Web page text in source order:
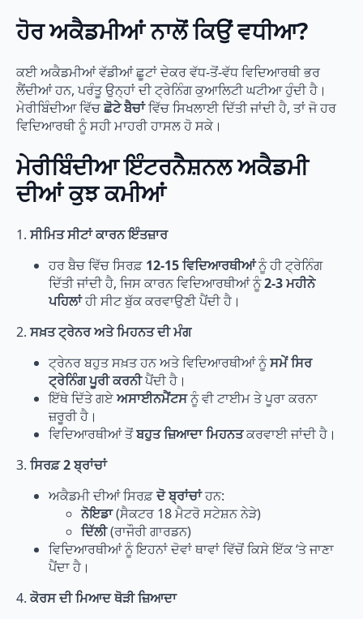
ਹੋਰ ਅਕੈਡਮੀਆਂ ਨਾਲੋਂ ਕਿਉਂ ਵਧੀਆ?
ਕਈ ਅਕੈਡਮੀਆਂ ਵੱਡੀਆਂ ਛੂਟਾਂ ਦੇਕਰ ਵੱਧ-ਤੋਂ-ਵੱਧ ਵਿਦਿਆਰਥੀ ਭਰ
ਲੈਂਦੀਆਂ ਹਨ, ਪਰੰਤੂ ਉਨ੍ਹਾਂ ਦੀ ਟ੍ਰੇਨਿੰਗ ਕੁਆਲਿਟੀ ਘਟੀਆ ਹੁੰਦੀ ਹੈ।
ਮੇਰੀਬਿੰਦੀਆ ਵਿੱਚਛੋਟੇ ਬੈਚਾਂਵਿੱਚ ਸਿਖਲਾਈ ਦਿੱਤੀ ਜਾਂਦੀ ਹੈ, ਤਾਂ ਜੋ ਹਰ
ਵਿਦਿਆਰਥੀ ਨੂੰ ਸਹੀ ਮਾਹਰੀ ਹਾਸਲ ਹੋ ਸਕੇ।
ਮੇਰੀਬਿੰਦੀਆ ਇੰਟਰਨੈਸ਼ਨਲ ਅਕੈਡਮੀ
ਦੀਆਂ ਕੁਝ ਕਮੀਆਂ
1. ਸੀਮਿਤ ਸੀਟਾਂ ਕਾਰਨ ਇੰਤਜ਼ਾਰ
ਹਰ ਬੈਚ ਵਿੱਚ ਸਿਰਫ਼ 12-15 ਵਿਦਿਆਰਥੀਆਂਨੂੰ ਹੀ ਟ੍ਰੇਨਿੰਗ
ਦਿੱਤੀ ਜਾਂਦੀ ਹੈ, ਜਿਸ ਕਾਰਨ ਵਿਦਿਆਰਥੀਆਂ ਨੂੰ2-3 ਮਹੀਨੇ
ਪਹਿਲਾਂਹੀ ਸੀਟ ਬੁੱਕ ਕਰਵਾਉਣੀ ਪੈਂਦੀ ਹੈ।
2. ਸਖ਼ਤ ਟ੍ਰੇਨਰ ਅਤੇ ਮਿਹਨਤ ਦੀ ਮੰਗ
ਟ੍ਰੇਨਰ ਬਹੁਤ ਸਖ਼ਤ ਹਨ ਅਤੇ ਵਿਦਿਆਰਥੀਆਂ ਨੂੰਸਮੇਂ ਸਿਰ
ਟ੍ਰੇਨਿੰਗ ਪੂਰੀ ਕਰਨੀਪੈਂਦੀ ਹੈ।
ਇੱਥੇ ਦਿੱਤੇ ਗਏਅਸਾਈਨਮੈਂਟਸਨੂੰ ਵੀ ਟਾਈਮ ਤੇ ਪੂਰਾ ਕਰਨਾ
ਜ਼ਰੂਰੀ ਹੈ।
ਵਿਦਿਆਰਥੀਆਂ ਤੋਂਬਹੁਤ ਜ਼ਿਆਦਾ ਮਿਹਨਤਕਰਵਾਈ ਜਾਂਦੀ ਹੈ।
3. ਸਿਰਫ਼ 2 ਬ੍ਰਾਂਚਾਂ
ਅਕੈਡਮੀ ਦੀਆਂ ਸਿਰਫ਼ਦੋ ਬ੍ਰਾਂਚਾਂਹਨ:
ਨੋਇਡਾ(ਸੈਕਟਰ 18 ਮੈਟਰੋ ਸਟੇਸ਼ਨ ਨੇੜੇ)
ਦਿੱਲੀ(ਰਾਜੌਰੀ ਗਾਰਡਨ)
ਵਿਦਿਆਰਥੀਆਂ ਨੂੰ ਇਹਨਾਂ ਦੋਵਾਂ ਥਾਵਾਂ ਵਿੱਚੋਂ ਕਿਸੇ ਇੱਕ ‘ਤੇ ਜਾਣਾ
ਪੈਂਦਾ ਹੈ।
4. ਕੋਰਸ ਦੀ ਮਿਆਦ ਥੋੜੀ ਜ਼ਿਆਦਾ